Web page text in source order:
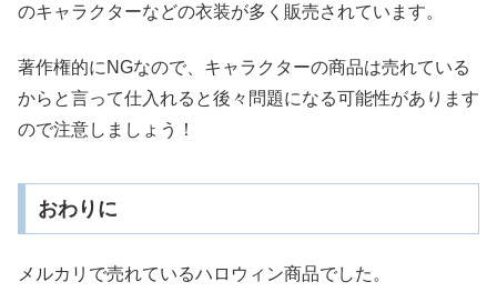
のキャラクターなどの衣装が多く販売されています。
著作権的にNGなので、キャラクターの商品は売れている
からと言って仕入れると後々問題になる可能性があります
ので注意しましょう！
おわりに
メルカリで売れているハロウィン商品でした。